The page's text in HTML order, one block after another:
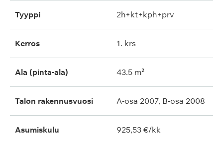
Tyyppi 2h+kt+kph+prv
Kerros 1. krs
Ala (pinta-ala) 43.5 m²
Talon rakennusvuosi A-osa 2007, B-osa 2008
Asumiskulu 925,53 €/kk